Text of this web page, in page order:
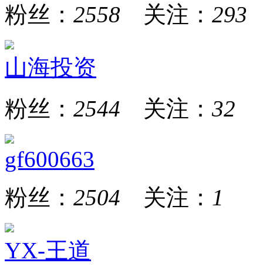
粉丝： 2558 关注： 293
山海投资
粉丝： 2544 关注： 32
gf600663
粉丝： 2504 关注： 1
YX-王道